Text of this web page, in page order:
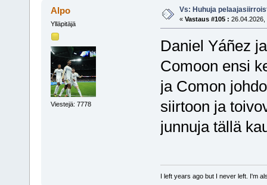
Alpo
Ylläpitäjä
Viestejä: 7778
Vs: Huhuja
« Vastaus #105 : 26.04.2026,
Daniel Yáñez
Comoon ensi
ja Comon
siirtoon ja
junnuja tällä
I left years ago but I never left. I'm